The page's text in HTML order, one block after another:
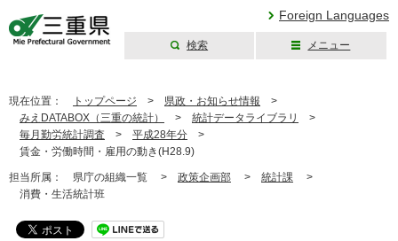
Foreign Languages
検索 メニュー
現在位置： トップページ > 県政・お知らせ情報 >
みえDATABOX（三重の統計）
> 統計データライブラリ
>
毎月勤労統計調査 > 平成28年分 >
賃金・労働時間・雇用の動き(H28.9)
担当所属： 県庁の組織一覧 > 政策企画部 > 統計課 >
消費・生活統計班